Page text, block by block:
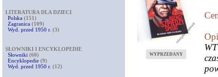
LITERATURA DLA DZIECI
Polska (151)
Zagranica (109)
Wyd. przed 1950 r. (3)
SŁOWNIKI I ENCYKLOPEDIE
Słowniki (60)
Encyklopedie (9)
Wyd. przed 1950 r. (12)
WYPRZEDANY